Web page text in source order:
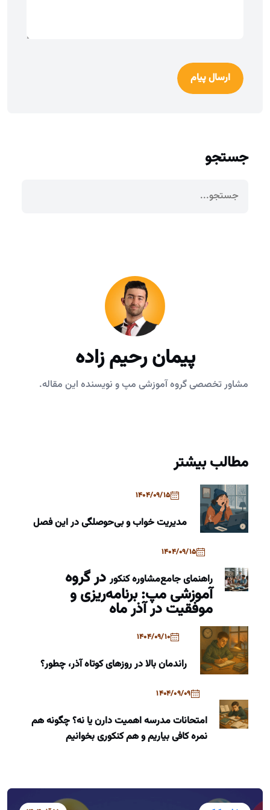
ارسال پیام
جستجو
پیمان رحیم زاده
مشاور تخصصی گروه آموزشی مپ و نویسنده این مقاله.
مطالب بیشتر
1404/09/15
مدیریت خواب و بی‌حوصلگی در این فصل
1404/09/15
راهنمای جامعمشاوره کنکوردر گروه
آموزشی مپ: برنامه‌ریزی و
موفقیت در آذر ماه
1404/09/10
راندمان بالا در روزهای کوتاه آذر، چطور؟
1404/09/09
امتحانات مدرسه اهمیت دارن یا نه؟ چگونه هم
نمره کافی بیاریم و هم کنکوری بخوانیم